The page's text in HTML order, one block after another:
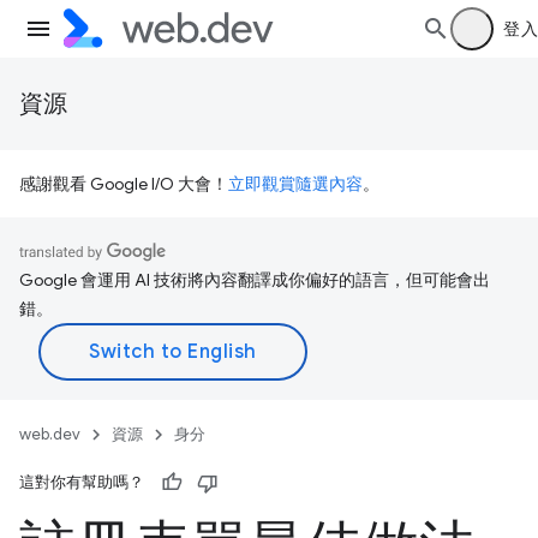
登入
資源
感謝觀看 Google I/O 大會！ 立即觀賞隨選內容。
Google 會運用 AI 技術將內容翻譯成你偏好的語言，但可能會出
錯。
web.dev 資源 身分
這對你有幫助嗎？